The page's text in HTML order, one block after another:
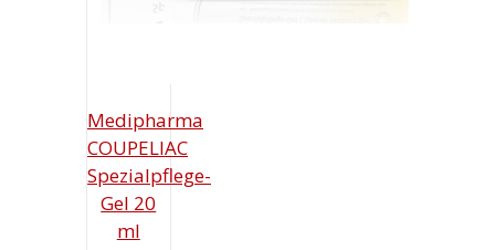
Medipharma
COUPELIAC
Spezialpflege-
Gel 20
ml